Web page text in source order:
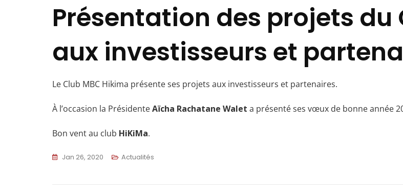
Présentation des projets du
aux investisseurs et
Le Club MBC Hikima présente ses projets aux investisseurs et partenaires.
À l’occasion la PrésidenteAïcha Rachatane Walet a présenté ses vœux de bonne année
Bon vent au club HiKiMa.
Jan 26, 2020 Actualités